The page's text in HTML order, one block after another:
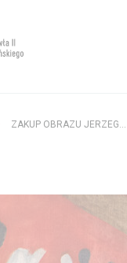
wizytę
dostępne
bilet
ZAKUP OBRAZU JERZEGO SKĄPSKIEGO „UKRZYŻOWANIE”